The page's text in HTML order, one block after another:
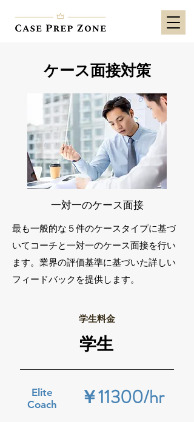
ケース面接対策
一対一のケース面接
最も一般的な５件のケースタイプに基づ
いてコーチと一対一のケース面接を行い
ます。業界の評価基準に基づいた詳しい
フィードバックを提供します。
学生料金
学生
￥11300/hr
Elite
Coach